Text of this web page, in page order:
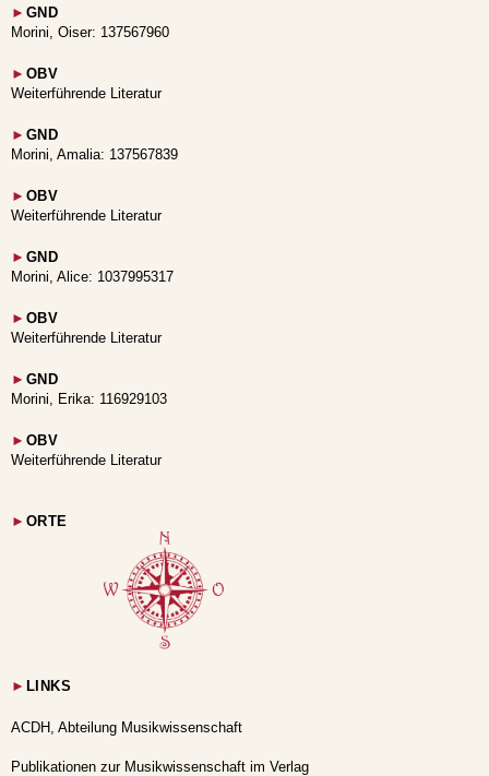
► GND
Morini, Oiser: 137567960
► OBV
Weiterführende Literatur
► GND
Morini, Amalia: 137567839
► OBV
Weiterführende Literatur
► GND
Morini, Alice: 1037995317
► OBV
Weiterführende Literatur
► GND
Morini, Erika: 116929103
► OBV
Weiterführende Literatur
► ORTE
► LINKS
ACDH, Abteilung Musikwissenschaft
Publikationen zur Musikwissenschaft im Verlag